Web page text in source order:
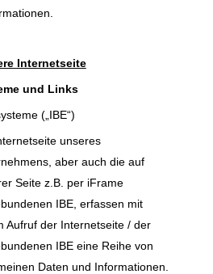
Internetseite
und Links
(„IBE“)
unseres
aber auch die auf
Seite z.B. per iFrame
IBE, erfassen mit
Aufruf der Internetseite / der
IBE eine Reihe von
Daten und Informationen.